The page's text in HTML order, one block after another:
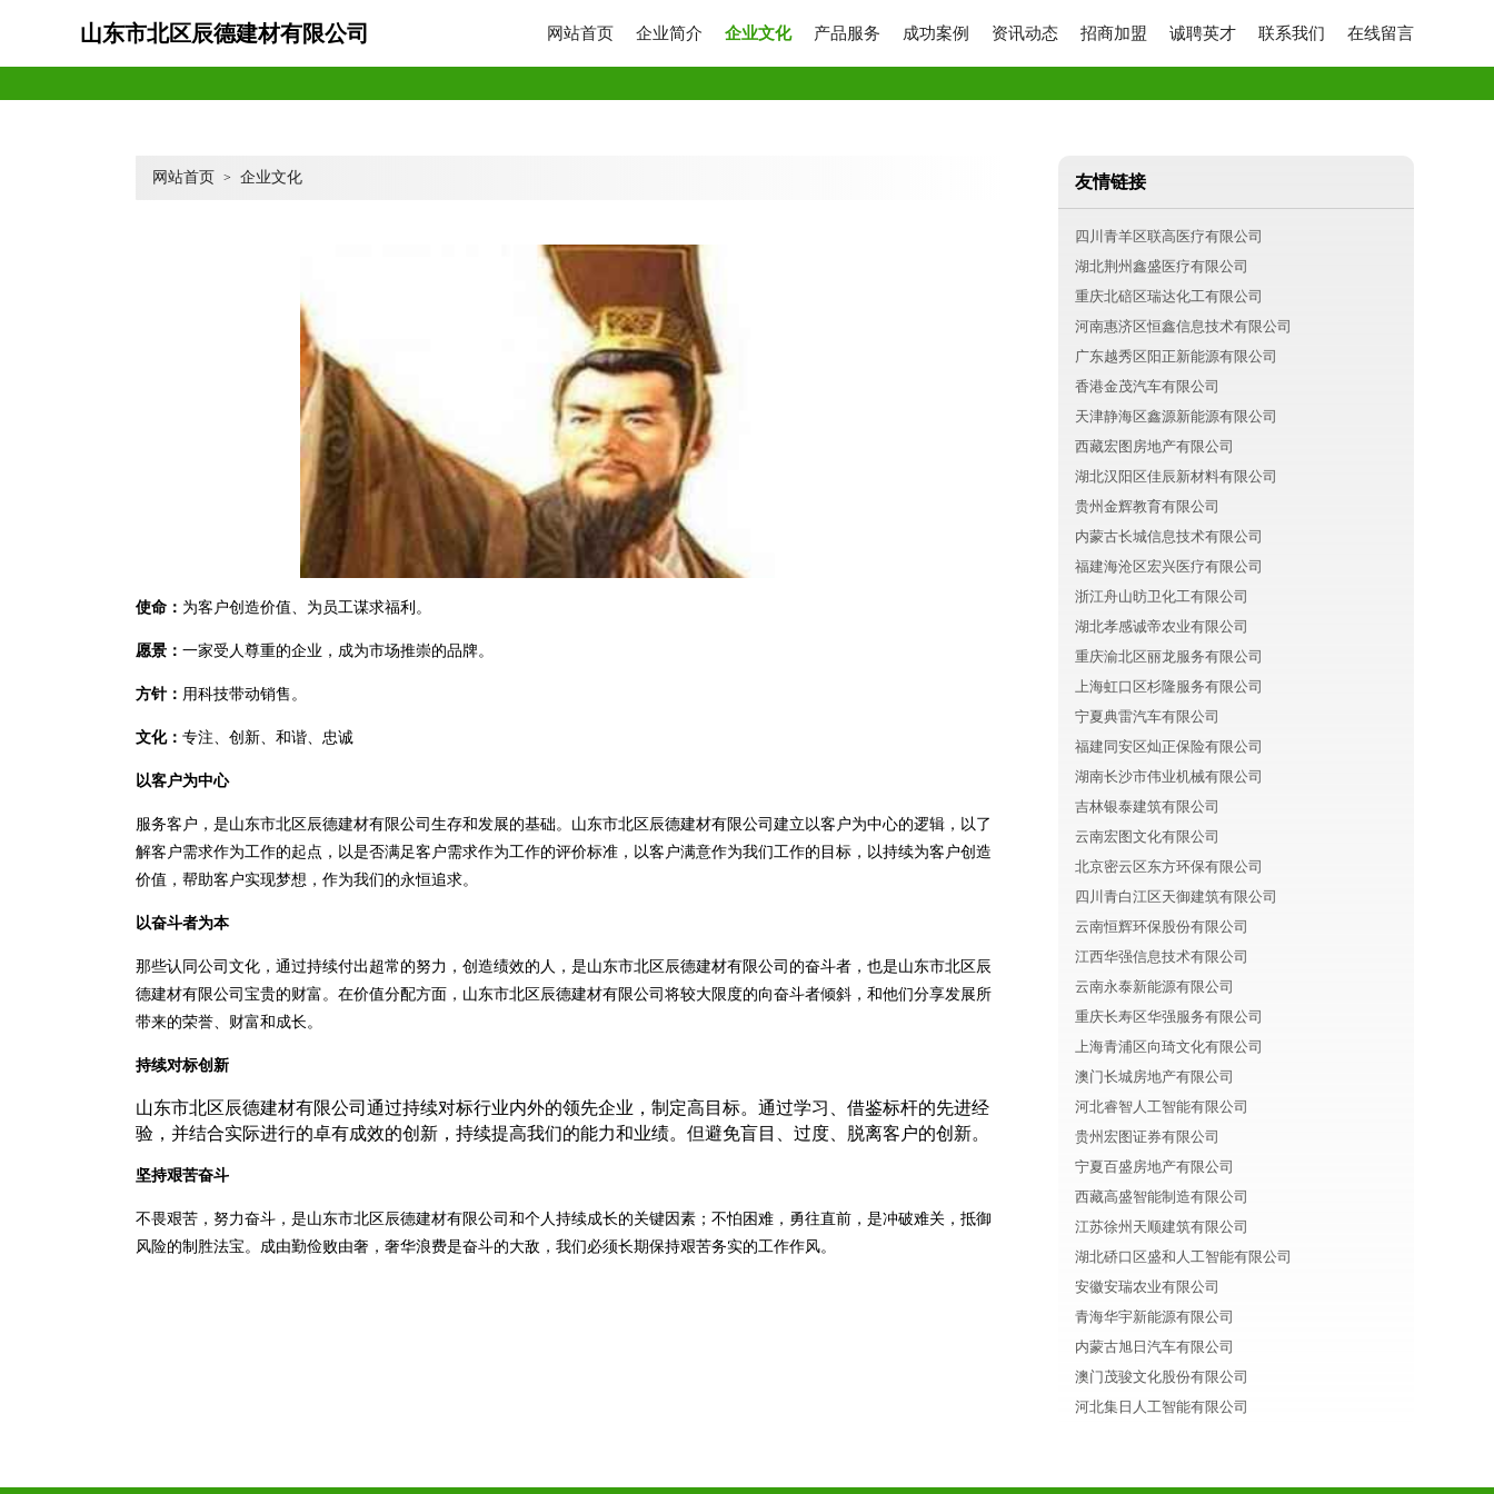
山东市北区辰德建材有限公司 网站首页 企业简介 企业文化 产品服务 成功案例 资讯动态 招商加盟 诚聘英才 联系我们 在线留言
网站首页 > 企业文化
使命： 为客户创造价值、为员工谋求福利。
愿景： 一家受人尊重的企业，成为市场推崇的品牌。
方针： 用科技带动销售。
文化： 专注、创新、和谐、忠诚
以客户为中心
服务客户，是山东市北区辰德建材有限公司生存和发展的基础。山东市北区辰德建材有限公司建立以客户为中心的逻辑，以了
解客户需求作为工作的起点，以是否满足客户需求作为工作的评价标准，以客户满意作为我们工作的目标，以持续为客户创造
价值，帮助客户实现梦想，作为我们的永恒追求。
以奋斗者为本
那些认同公司文化，通过持续付出超常的努力，创造绩效的人，是山东市北区辰德建材有限公司的奋斗者，也是山东市北区辰
德建材有限公司宝贵的财富。在价值分配方面，山东市北区辰德建材有限公司将较大限度的向奋斗者倾斜，和他们分享发展所
带来的荣誉、财富和成长。
持续对标创新
山东市北区辰德建材有限公司通过持续对标行业内外的领先企业，制定高目标。通过学习、借鉴标杆的先进经
验，并结合实际进行的卓有成效的创新，持续提高我们的能力和业绩。但避免盲目、过度、脱离客户的创新。
坚持艰苦奋斗
不畏艰苦，努力奋斗，是山东市北区辰德建材有限公司和个人持续成长的关键因素；不怕困难，勇往直前，是冲破难关，抵御
风险的制胜法宝。成由勤俭败由奢，奢华浪费是奋斗的大敌，我们必须长期保持艰苦务实的工作作风。
友情链接
四川青羊区联高医疗有限公司
湖北荆州鑫盛医疗有限公司
重庆北碚区瑞达化工有限公司
河南惠济区恒鑫信息技术有限公司
广东越秀区阳正新能源有限公司
香港金茂汽车有限公司
天津静海区鑫源新能源有限公司
西藏宏图房地产有限公司
湖北汉阳区佳辰新材料有限公司
贵州金辉教育有限公司
内蒙古长城信息技术有限公司
福建海沧区宏兴医疗有限公司
浙江舟山昉卫化工有限公司
湖北孝感诚帝农业有限公司
重庆渝北区丽龙服务有限公司
上海虹口区杉隆服务有限公司
宁夏典雷汽车有限公司
福建同安区灿正保险有限公司
湖南长沙市伟业机械有限公司
吉林银泰建筑有限公司
云南宏图文化有限公司
北京密云区东方环保有限公司
四川青白江区天御建筑有限公司
云南恒辉环保股份有限公司
江西华强信息技术有限公司
云南永泰新能源有限公司
重庆长寿区华强服务有限公司
上海青浦区向琦文化有限公司
澳门长城房地产有限公司
河北睿智人工智能有限公司
贵州宏图证券有限公司
宁夏百盛房地产有限公司
西藏高盛智能制造有限公司
江苏徐州天顺建筑有限公司
湖北硚口区盛和人工智能有限公司
安徽安瑞农业有限公司
青海华宇新能源有限公司
内蒙古旭日汽车有限公司
澳门茂骏文化股份有限公司
河北集日人工智能有限公司